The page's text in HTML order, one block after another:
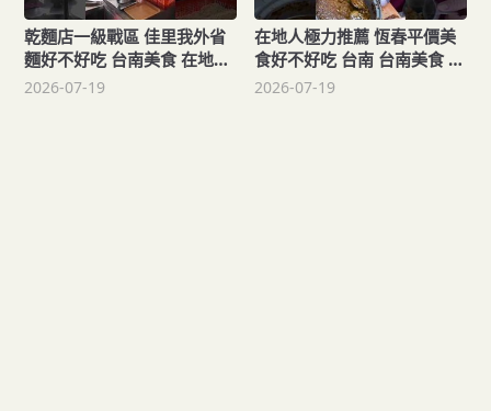
乾麵店一級戰區 佳里我外省
麵好不好吃 台南美食 在地美
食 美食推薦 旅遊 fyp food
2026-07-19
在地人極力推薦 恆春平價美
食好不好吃 台南 台南美食 台
南小吃 美食 tainan
2026-07-19